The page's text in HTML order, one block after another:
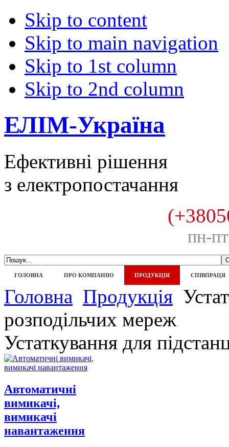
Skip to content
Skip to main navigation
Skip to 1st column
Skip to 2nd column
ЕЛІМ-Україна
Ефективні рішення
з електропостачання
пн-
ГОЛОВНА ПРО КОМПАНІЮ ПРОДУКЦІЯ СПІВПРАЦЯ
Головна Продукція
розподільчих мереж
Устаткування для
Автоматичні
вимикачі,
вимикачі
навантаження